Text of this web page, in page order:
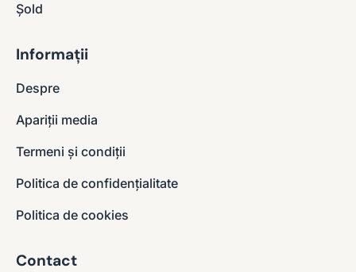
Șold
Informații
Despre
Apariții media
Termeni și condiții
Politica de confidențialitate
Politica de cookies
Contact